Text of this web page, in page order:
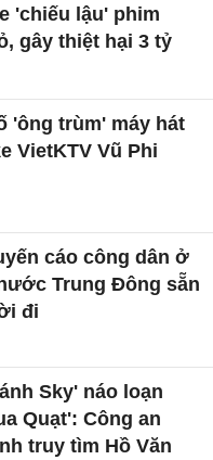
'chiếu lậu' phim
gây thiệt hại 3 tỷ
'ông trùm' máy hát
VietKTV Vũ Phi
cáo công dân ở
Trung Đông sẵn
đi
Sky' náo loạn
Quạt': Công an
truy tìm Hồ Văn